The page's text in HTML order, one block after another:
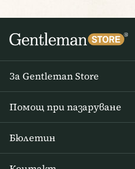
За Gentleman Store
Помощ при пазаруване
Доставка и плащане
Бюлетин